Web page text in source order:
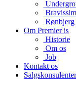
Rønbjerg
Om Premier is
Historie
Om os
Job
Kontakt os
Salgskonsulenter